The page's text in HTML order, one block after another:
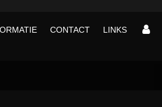
CONTACT LINKS